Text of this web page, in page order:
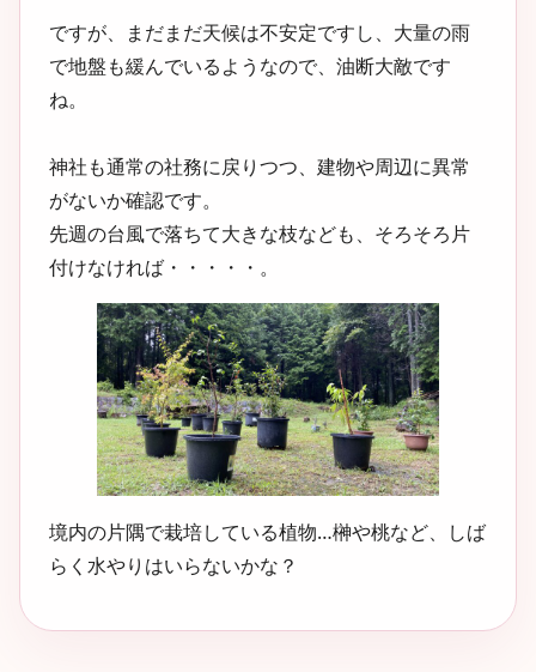
ですが、まだまだ天候は不安定ですし、大量の雨
で地盤も緩んでいるようなので、油断大敵です
ね。
神社も通常の社務に戻りつつ、建物や周辺に異常
がないか確認です。
先週の台風で落ちて大きな枝なども、そろそろ片
付けなければ・・・・・。
境内の片隅で栽培している植物…榊や桃など、しば
らく水やりはいらないかな？